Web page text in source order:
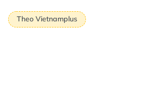
Theo Vietnamplus